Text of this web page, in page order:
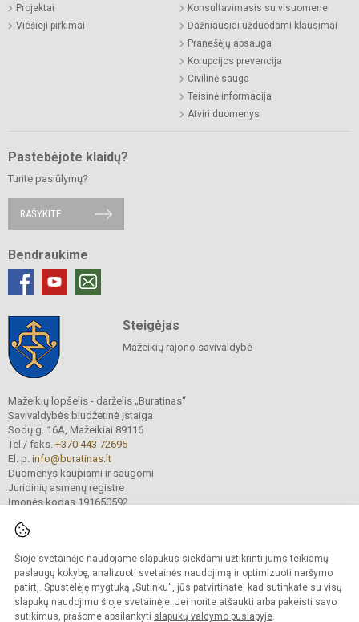
Šioje svetainėje naudojame slapukus siekdami užtikrinti jums teikiamų
paslaugų kokybę, analizuoti svetainės naudojimą ir optimizuoti naršymo
patirtį. Spustelėję mygtuką „Sutinku“, jūs patvirtinate, kad sutinkate su visų
slapukų naudojimu šioje svetainėje. Jei norite atšaukti arba pakeisti savo
sutikimus, prašome apsilankyti slapukų valdymo puslapyje.
Projektai
Viešieji pirkimai
Konsultavimasis su visuomene
Dažniausiai užduodami klausimai
Pranešėjų apsauga
Korupcijos prevencija
Civilinė sauga
Teisinė informacija
Atviri duomenys
Pastebėjote klaidų?
Turite pasiūlymų?
RAŠYKITE
Bendraukime
Steigėjas
Mažeikių rajono savivaldybė
Mažeikių lopšelis - darželis „Buratinas“
Savivaldybės biudžetinė įstaiga
Sodų g. 16A, Mažeikiai 89116
Tel./ faks. +370 443 72695
El. p. info@buratinas.lt
Duomenys kaupiami ir saugomi
Juridinių asmenų registre
Įmonės kodas 191650592
© 2024. Mažeikių lopšelis - darželis „Buratinas“. Visos teisės saugomos.
Kopijuoti turinį be raštiško įstaigos administracijos sutikimo griežtai draudžiama.
Prieinamumo paraiška Slapukų valdymas